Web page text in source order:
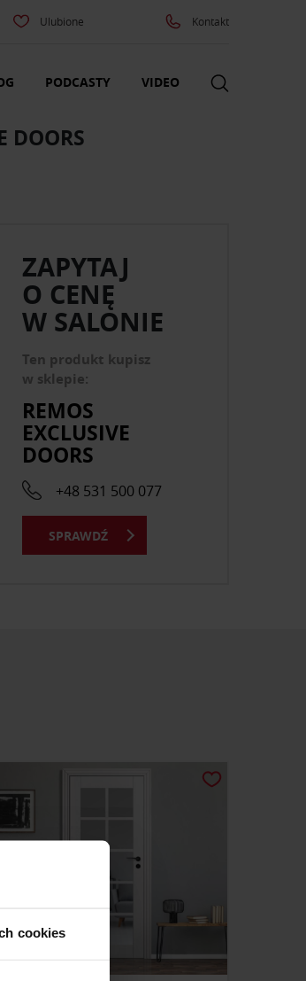
cookies
Ulubione Kontakt
PODCASTY VIDEO
DOORS
ZAPYTAJ
O CENĘ
W SALONIE
Ten produkt kupisz
w sklepie:
REMOS
EXCLUSIVE
DOORS
+48 531 500 077
SPRAWDŹ